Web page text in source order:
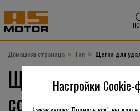
Домашняя страница » Тип » Щетки для
Щетки для
сорняков
Настройки Cookie-